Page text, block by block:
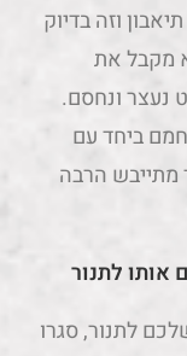
וזה בדיוק
מקבל את
נעצר ונחסם.
ביחד עם
מתייבש הרבה
לתנור
לתנור, סגרו